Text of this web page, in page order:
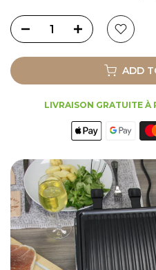
ADD
LIVRAISON GRATUITE À